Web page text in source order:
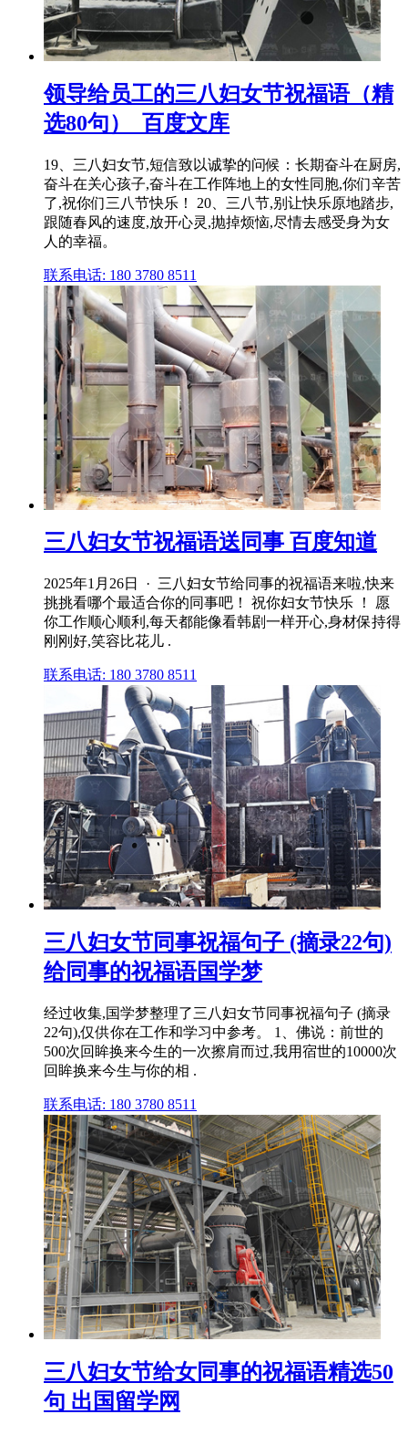
领导给员工的三八妇女节祝福语（精
选80句）_百度文库
19、三八妇女节,短信致以诚挚的问候：长期奋斗在厨房,
奋斗在关心孩子,奋斗在工作阵地上的女性同胞,你们辛苦
了,祝你们三八节快乐！ 20、三八节,别让快乐原地踏步,
跟随春风的速度,放开心灵,抛掉烦恼,尽情去感受身为女
人的幸福。
联系电话: 180 3780 8511
三八妇女节祝福语送同事 百度知道
2025年1月26日 · 三八妇女节给同事的祝福语来啦,快来
挑挑看哪个最适合你的同事吧！ 祝你妇女节快乐 ！ 愿
你工作顺心顺利,每天都能像看韩剧一样开心,身材保持得
刚刚好,笑容比花儿 .
联系电话: 180 3780 8511
三八妇女节同事祝福句子 (摘录22句)
给同事的祝福语国学梦
经过收集,国学梦整理了三八妇女节同事祝福句子 (摘录
22句),仅供你在工作和学习中参考。 1、佛说：前世的
500次回眸换来今生的一次擦肩而过,我用宿世的10000次
回眸换来今生与你的相 .
联系电话: 180 3780 8511
三八妇女节给女同事的祝福语精选50
句 出国留学网